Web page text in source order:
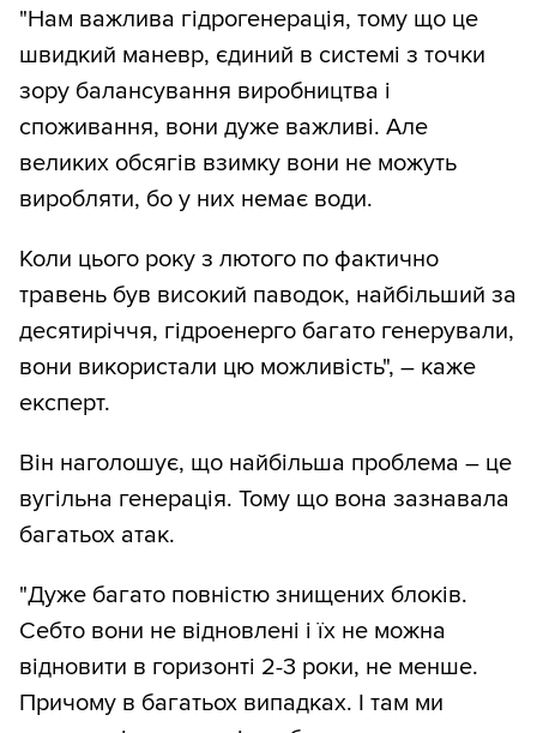
"Нам важлива гідрогенерація, тому що це
швидкий маневр, єдиний в системі з точки
зору балансування виробництва і
споживання, вони дуже важливі. Але
великих обсягів взимку вони не можуть
виробляти, бо у них немає води.
Коли цього року з лютого по фактично
травень був високий паводок, найбільший за
десятиріччя, гідроенерго багато генерували,
вони використали цю можливість", – каже
експерт.
Він наголошує, що найбільша проблема – це
вугільна генерація. Тому що вона зазнавала
багатьох атак.
"Дуже багато повністю знищених блоків.
Себто вони не відновлені і їх не можна
відновити в горизонті 2-3 роки, не менше.
Причому в багатьох випадках. І там ми